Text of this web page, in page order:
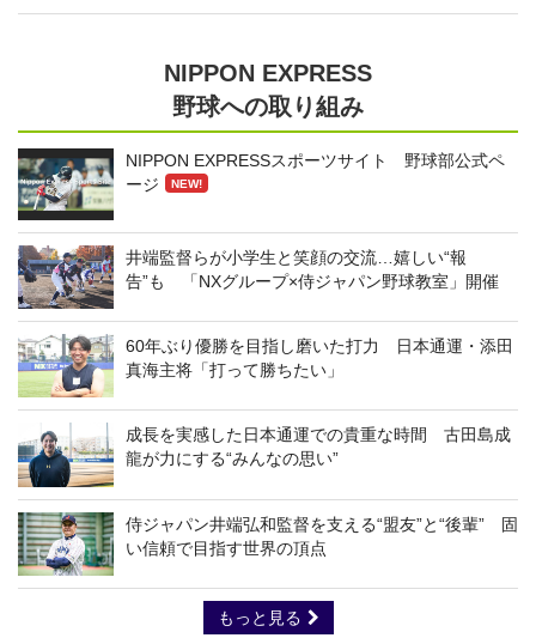
NIPPON EXPRESS
野球への取り組み
NIPPON EXPRESSスポーツサイト 野球部公式ペ
ージ
NEW!
井端監督らが小学生と笑顔の交流…嬉しい“報
告”も 「NXグループ×侍ジャパン野球教室」開催
60年ぶり優勝を目指し磨いた打力 日本通運・添田
真海主将「打って勝ちたい」
成長を実感した日本通運での貴重な時間 古田島成
龍が力にする“みんなの思い”
侍ジャパン井端弘和監督を支える“盟友”と“後輩” 固
い信頼で目指す世界の頂点
もっと見る